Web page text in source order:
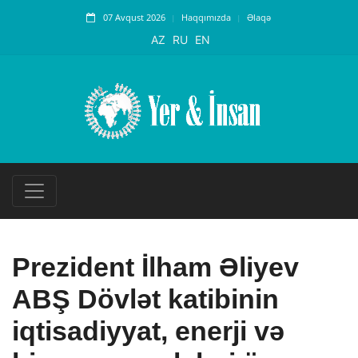
07 Avqust 2026 Haqqımızda Əlaqə
AZ RU EN
Prezident İlham Əliyev
ABŞ Dövlət katibinin
iqtisadiyyat, enerji və